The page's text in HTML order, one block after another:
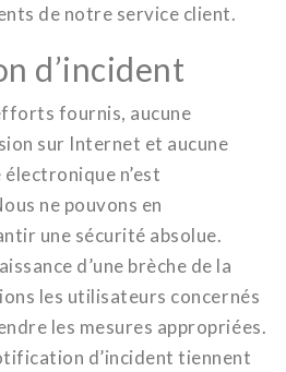
de notre service client.
d’incident
fournis, aucune
sur Internet et aucune
n’est
ne pouvons en
une sécurité absolue.
d’une brèche de la
les utilisateurs concernés
les mesures appropriées.
d’incident tiennent